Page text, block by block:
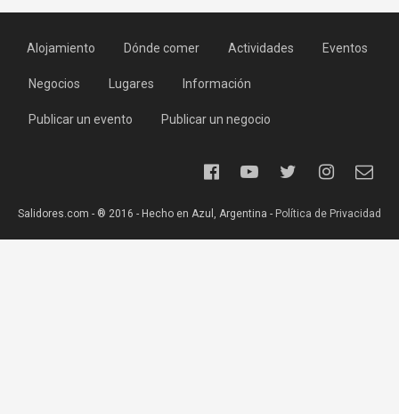
Alojamiento Dónde comer Actividades Eventos
Negocios Lugares Información
Publicar un evento Publicar un negocio
Salidores.com - ® 2016 - Hecho en Azul, Argentina - Política de Privacidad